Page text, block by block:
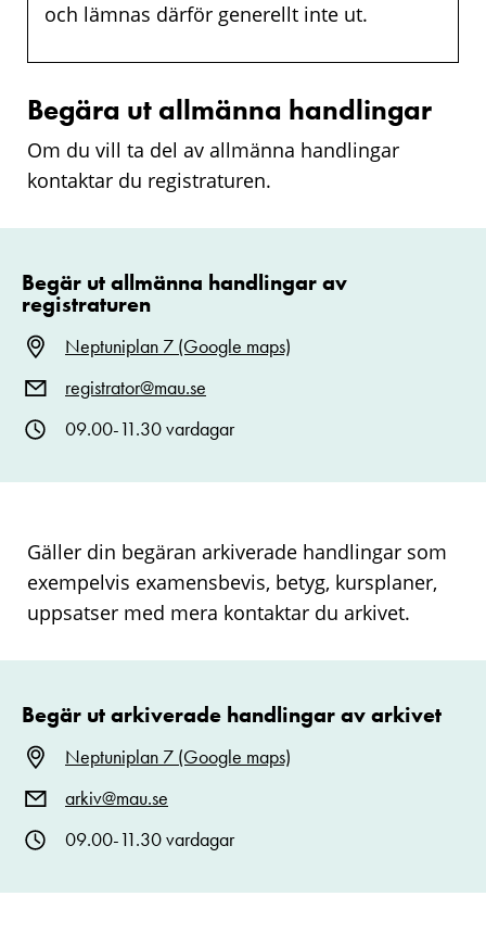
och lämnas därför generellt inte ut.
Begära ut allmänna handlingar
Om du vill ta del av allmänna handlingar
kontaktar du registraturen.
Begär ut allmänna handlingar av
registraturen
Neptuniplan 7 (Google maps)
registrator@mau.se
09.00-11.30 vardagar
Gäller din begäran arkiverade handlingar som
exempelvis examensbevis, betyg, kursplaner,
uppsatser med mera kontaktar du arkivet.
Begär ut arkiverade handlingar av arkivet
Neptuniplan 7 (Google maps)
arkiv@mau.se
09.00-11.30 vardagar